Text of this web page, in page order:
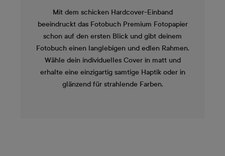
Mit dem schicken Hardcover-Einband
beeindruckt das Fotobuch Premium Fotopapier
schon auf den ersten Blick und gibt deinem
Fotobuch einen langlebigen und edlen Rahmen.
Wähle dein individuelles Cover in matt und
erhalte eine einzigartig samtige Haptik oder in
glänzend für strahlende Farben.